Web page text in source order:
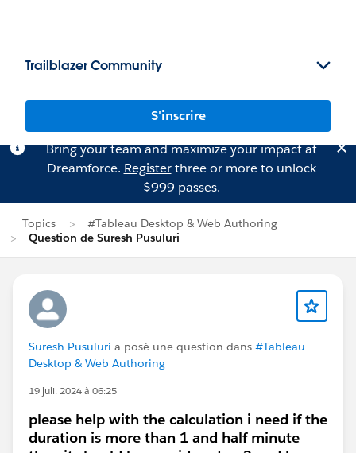
Trailblazer Community
S'inscrire
Bring your team and maximize your impact at
Dreamforce. Registerthree or more to unlock
$999 passes.
Topics
#Tableau Desktop & Web Authoring
Question de Suresh Pusuluri
Suresh Pusuluri a posé une question dans #Tableau
Desktop & Web Authoring
19 juil. 2024 à 06:25
please help with the calculation i need if the
duration is more than 1 and half minute